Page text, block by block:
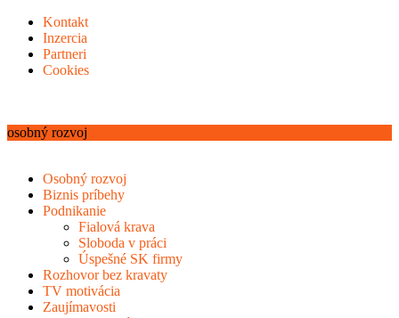
Kontakt
Inzercia
Partneri
Cookies
osobný rozvoj
Osobný rozvoj
Biznis príbehy
Podnikanie
Fialová krava
Sloboda v práci
Úspešné SK firmy
Rozhovor bez kravaty
TV motivácia
Zaujímavosti